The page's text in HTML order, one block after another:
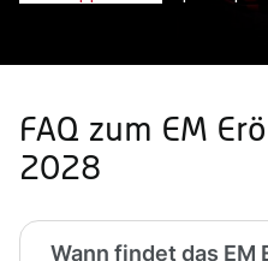
FAQ zum EM
2028
Wann findet das